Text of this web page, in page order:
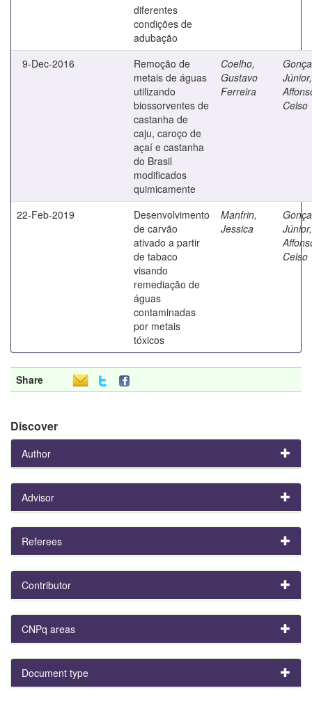
diferentes
condições de
adubação
9-Dec-2016
Remoção de
metais de águas
utilizando
biossorventes de
castanha de
caju, caroço de
açaí e castanha
do Brasil
modificados
quimicamente
Coelho,
Gustavo
Ferreira
Júnior,
Celso
22-Feb-2019
Desenvolvimento
de carvão
ativado a partir
de tabaco
visando
remediação de
águas
contaminadas
por metais
tóxicos
Manfrin,
Jessica
Júnior,
Celso
Share
Discover
Author
Advisor
Referees
Contributor
CNPq areas
Document type